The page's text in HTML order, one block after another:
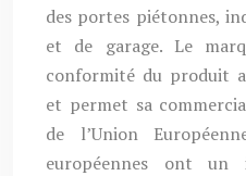
des portes piétonnes,
et de garage. Le
conformité du produit
et permet sa
de l’Union
européennes ont